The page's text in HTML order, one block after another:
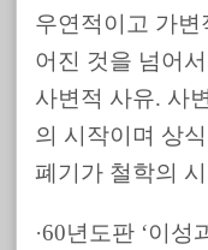
우연적이고 가
어진 것을 넘어
사변적 사유. 사
의 시작이며 상
폐기가 철학의 시
·60년도판 ‘이